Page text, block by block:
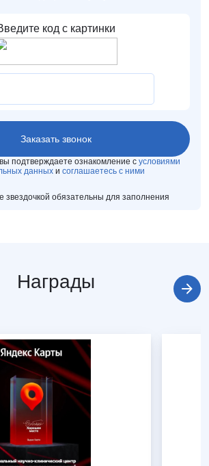
подтверждаете ознакомление с условиями
данных и соглашаетесь с ними
звездочкой обязательны для заполнения
Награды